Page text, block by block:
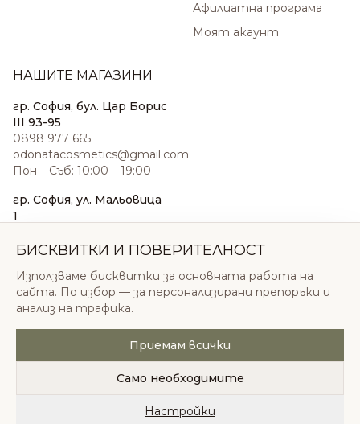
Афилиатна програма
Моят акаунт
НАШИТЕ МАГАЗИНИ
гр. София, бул. Цар Борис
III 93-95
0898 977 665
odonatacosmetics@gmail.com
Пон – Съб: 10:00 – 19:00
гр. София, ул. Мальовица
1
sales@odonatacosmetics.com
Нед: 11:00 – 18:00
© 2026 Одоната Козметикс ООД. Всички права
запазени.
Политика за поверителностОбщи условия
БИСКВИТКИ И ПОВЕРИТЕЛНОСТ
Използваме бисквитки за основната работа на
сайта. По избор — за персонализирани препоръки и
анализ на трафика.
Приемам всички
Само необходимите
Настройки